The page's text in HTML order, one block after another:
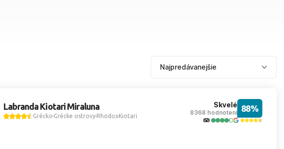
Labranda Kiotari Miraluna
GréckoGrécke ostrovyRhodosKiotari
Skvelé
8368 hodnotení 88%